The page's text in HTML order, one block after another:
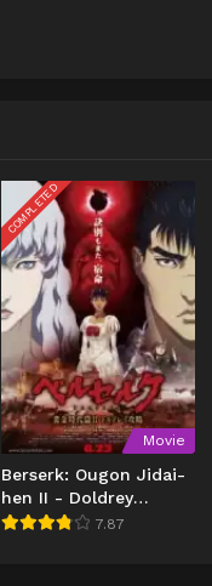
COMPLETED
Movie
Berserk: Ougon Jidai-
hen II - Doldrey
Kouryaku (2012)
7.87